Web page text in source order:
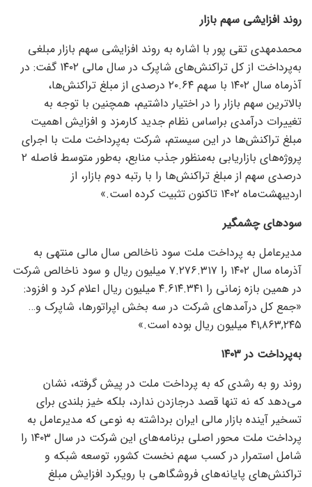
روند افزایشی سهم بازار
محمدمهدی تقی پور با اشاره به روند افزایشی سهم بازار مبلغی
به‌پرداخت از کل تراکنش‌های شاپرک در سال مالی ۱۴۰۲ گفت: در
آذرماه سال ۱۴۰۲ با سهم ۲۰.۶۴ درصدی از مبلغ تراکنش‌ها،
بالاترین سهم بازار را در اختیار داشتیم، همچنین با توجه به
تغییرات درآمدی براساس نظام جدید کارمزد و افزایش اهمیت
مبلغ تراکنش‌ها در این سیستم، شرکت به‌پرداخت ملت با اجرای
پروژه‌های بازاریابی به‌منظور جذب منابع، به‌طور متوسط فاصله ۲
درصدی سهم از مبلغ تراکنش‌ها را با رتبه دوم بازار، از
اردیبهشت‌ماه ۱۴۰۲ تاکنون تثبیت کرده است.»
سود‌های چشمگیر
مدیرعامل به پرداخت ملت سود ناخالص سال مالی منتهی به
آذرماه سال ۱۴۰۲ را ۷.۲۷۶.۳۱۷ میلیون ریال و سود ناخالص شرکت
در همین بازه زمانی را ۴.۶۱۴.۳۴۱ میلیون ریال اعلام کرد و افزود:
«جمع کل درآمد‌های شرکت در سه بخش اپراتورها، شاپرک و…
۴۱,۸۶۳,۲۴۵ میلیون ریال بوده است.»
به‌پرداخت در ۱۴۰۳
روند رو به رشدی که به پرداخت ملت در پیش گرفته، نشان
می‌دهد که نه تنها قصد درجازدن ندارد، بلکه خیز بلندی برای
تسخیر آینده بازار مالی ایران برداشته به نوعی که مدیرعامل به
پرداخت ملت محور اصلی برنامه‌های این شرکت در سال ۱۴۰۳ را
شامل استمرار در کسب سهم نخست کشور، توسعه شبکه و
تراکنش‌های پایانه‌های فروشگاهی با رویکرد افزایش مبلغ